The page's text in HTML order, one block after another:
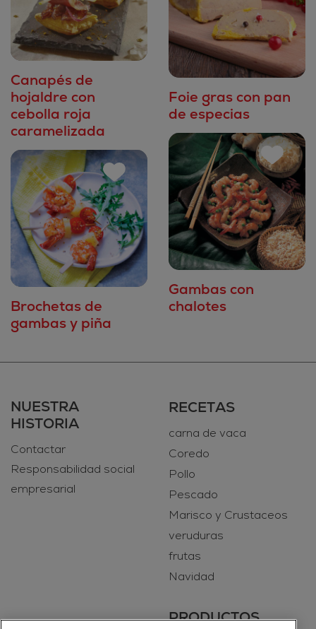
Canapés de
hojaldre con
cebolla roja
caramelizada
Foie gras con pan
de especias
Gambas con
chalotes
Brochetas de
gambas y piña
NUESTRA
HISTORIA
Contactar
Responsabilidad social
empresarial
RECETAS
carna de vaca
Coredo
Pollo
Pescado
Marisco y Crustaceos
veruduras
frutas
Navidad
PRODUCTOS